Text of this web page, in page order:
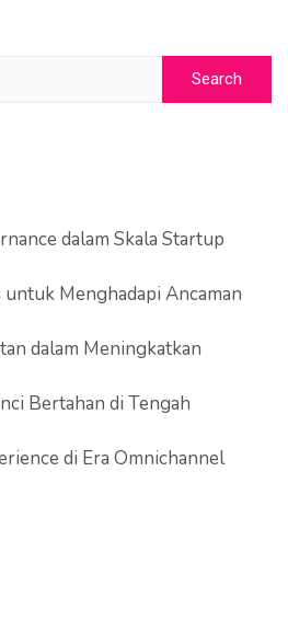
Search
dalam Skala Startup
Menghadapi Ancaman
dalam Meningkatkan
Bertahan di Tengah
di Era Omnichannel